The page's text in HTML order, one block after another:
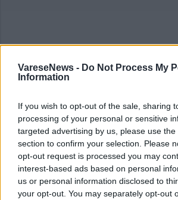
VareseNews - Do Not Process My
Information
If you wish to opt-out of the sale, sharing
processing of your personal or sensitive
targeted advertising by us, please use
section to confirm your selection. Please
opt-out request is processed you may
interest-based ads based on personal
us or personal information disclosed to
your opt-out. You may separately opt-out
Commenti
L'email è richiesta ma non verrà mostrata ai
commento esprime il pensiero dell'autore e non
di VareseNews.it, che rimane autonoma e
commenti non sono testi giornalistici, ma post inviati
possono essere automaticamente pubblicati senza
che includano uno o più link a siti esterni verranno
sistema.